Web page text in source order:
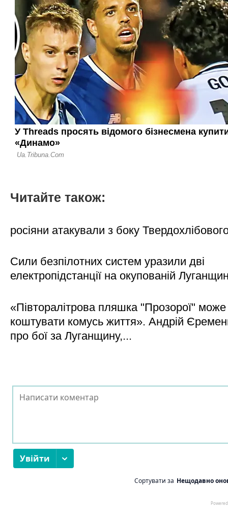
Читайте також:
росіяни атакували з боку
Сили безпілотних систем уразили дві
електропідстанції на окупованій
«Півторалітрова пляшка "Прозорої" може
коштувати комусь життя». Андрій
про бої за Луганщину,...